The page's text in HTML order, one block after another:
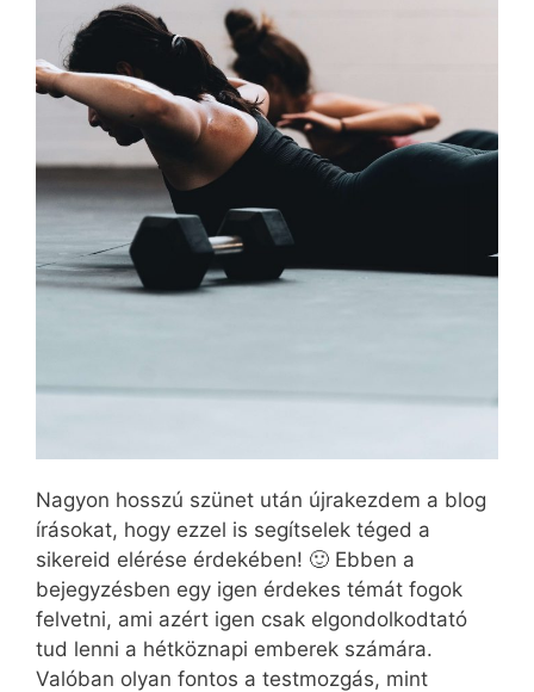
Nagyon hosszú szünet után újrakezdem a blog
írásokat, hogy ezzel is segítselek téged a
sikereid elérése érdekében! 🙂 Ebben a
bejegyzésben egy igen érdekes témát fogok
felvetni, ami azért igen csak elgondolkodtató
tud lenni a hétköznapi emberek számára.
Valóban olyan fontos a testmozgás, mint